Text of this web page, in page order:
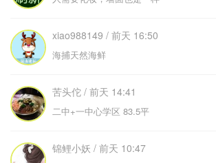
xiao988149 / 前天 16:50
海捕天然海鲜
苦头佗 / 前天 14:41
二中+一中心学区 83.5平
锦鲤小妖 / 前天 10:47